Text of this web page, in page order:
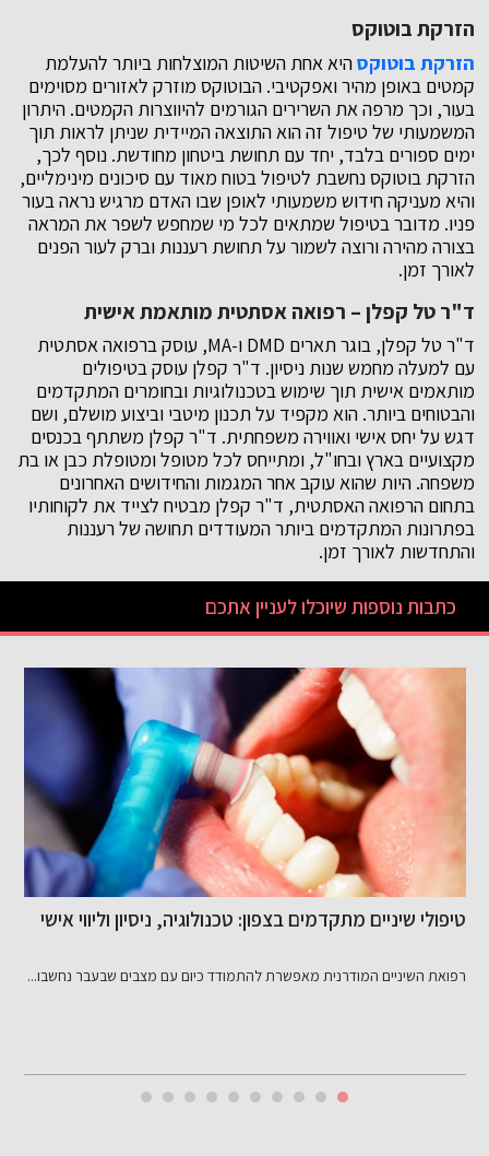
הזרקת בוטוקס
הזרקת בוטוקסהיא אחת השיטות המוצלחות ביותר להעלמת
קמטים באופן מהיר ואפקטיבי. הבוטוקס מוזרק לאזורים מסוימים
בעור, וכך מרפה את השרירים הגורמים להיווצרות הקמטים. היתרון
המשמעותי של טיפול זה הוא התוצאה המיידית שניתן לראות תוך
ימים ספורים בלבד, יחד עם תחושת ביטחון מחודשת. נוסף לכך,
הזרקת בוטוקס נחשבת לטיפול בטוח מאוד עם סיכונים מינימליים,
והיא מעניקה חידוש משמעותי לאופן שבו האדם מרגיש נראה בעור
פניו. מדובר בטיפול שמתאים לכל מי שמחפש לשפר את המראה
בצורה מהירה ורוצה לשמור על תחושת רעננות וברק לעור הפנים
לאורך זמן.
ד"ר טל קפלן – רפואה אסתטית מותאמת אישית
ד"ר טל קפלן, בוגר תארים DMD ו-MA, עוסק ברפואה אסתטית
עם למעלה מחמש שנות ניסיון. ד"ר קפלן עוסק בטיפולים
מותאמים אישית תוך שימוש בטכנולוגיות ובחומרים המתקדמים
והבטוחים ביותר. הוא מקפיד על תכנון מיטבי וביצוע מושלם, ושם
דגש על יחס אישי ואווירה משפחתית. ד"ר קפלן משתתף בכנסים
מקצועיים בארץ ובחו"ל, ומתייחס לכל מטופל ומטופלת כבן או בת
משפחה. היות שהוא עוקב אחר המגמות והחידושים האחרונים
בתחום הרפואה האסתטית, ד"ר קפלן מבטיח לצייד את לקוחותיו
בפתרונות המתקדמים ביותר המעודדים תחושה של רעננות
והתחדשות לאורך זמן.
כתבות נוספות שיוכלו לעניין אתכם
חיוך טבעי לא נולד במקרה: מה באמת עומד מאחורי ציפויי
היכולת להגיע לתוצאה אופטימלית בעיצוב החיוך הטבעי, היא שילוב מדויק...